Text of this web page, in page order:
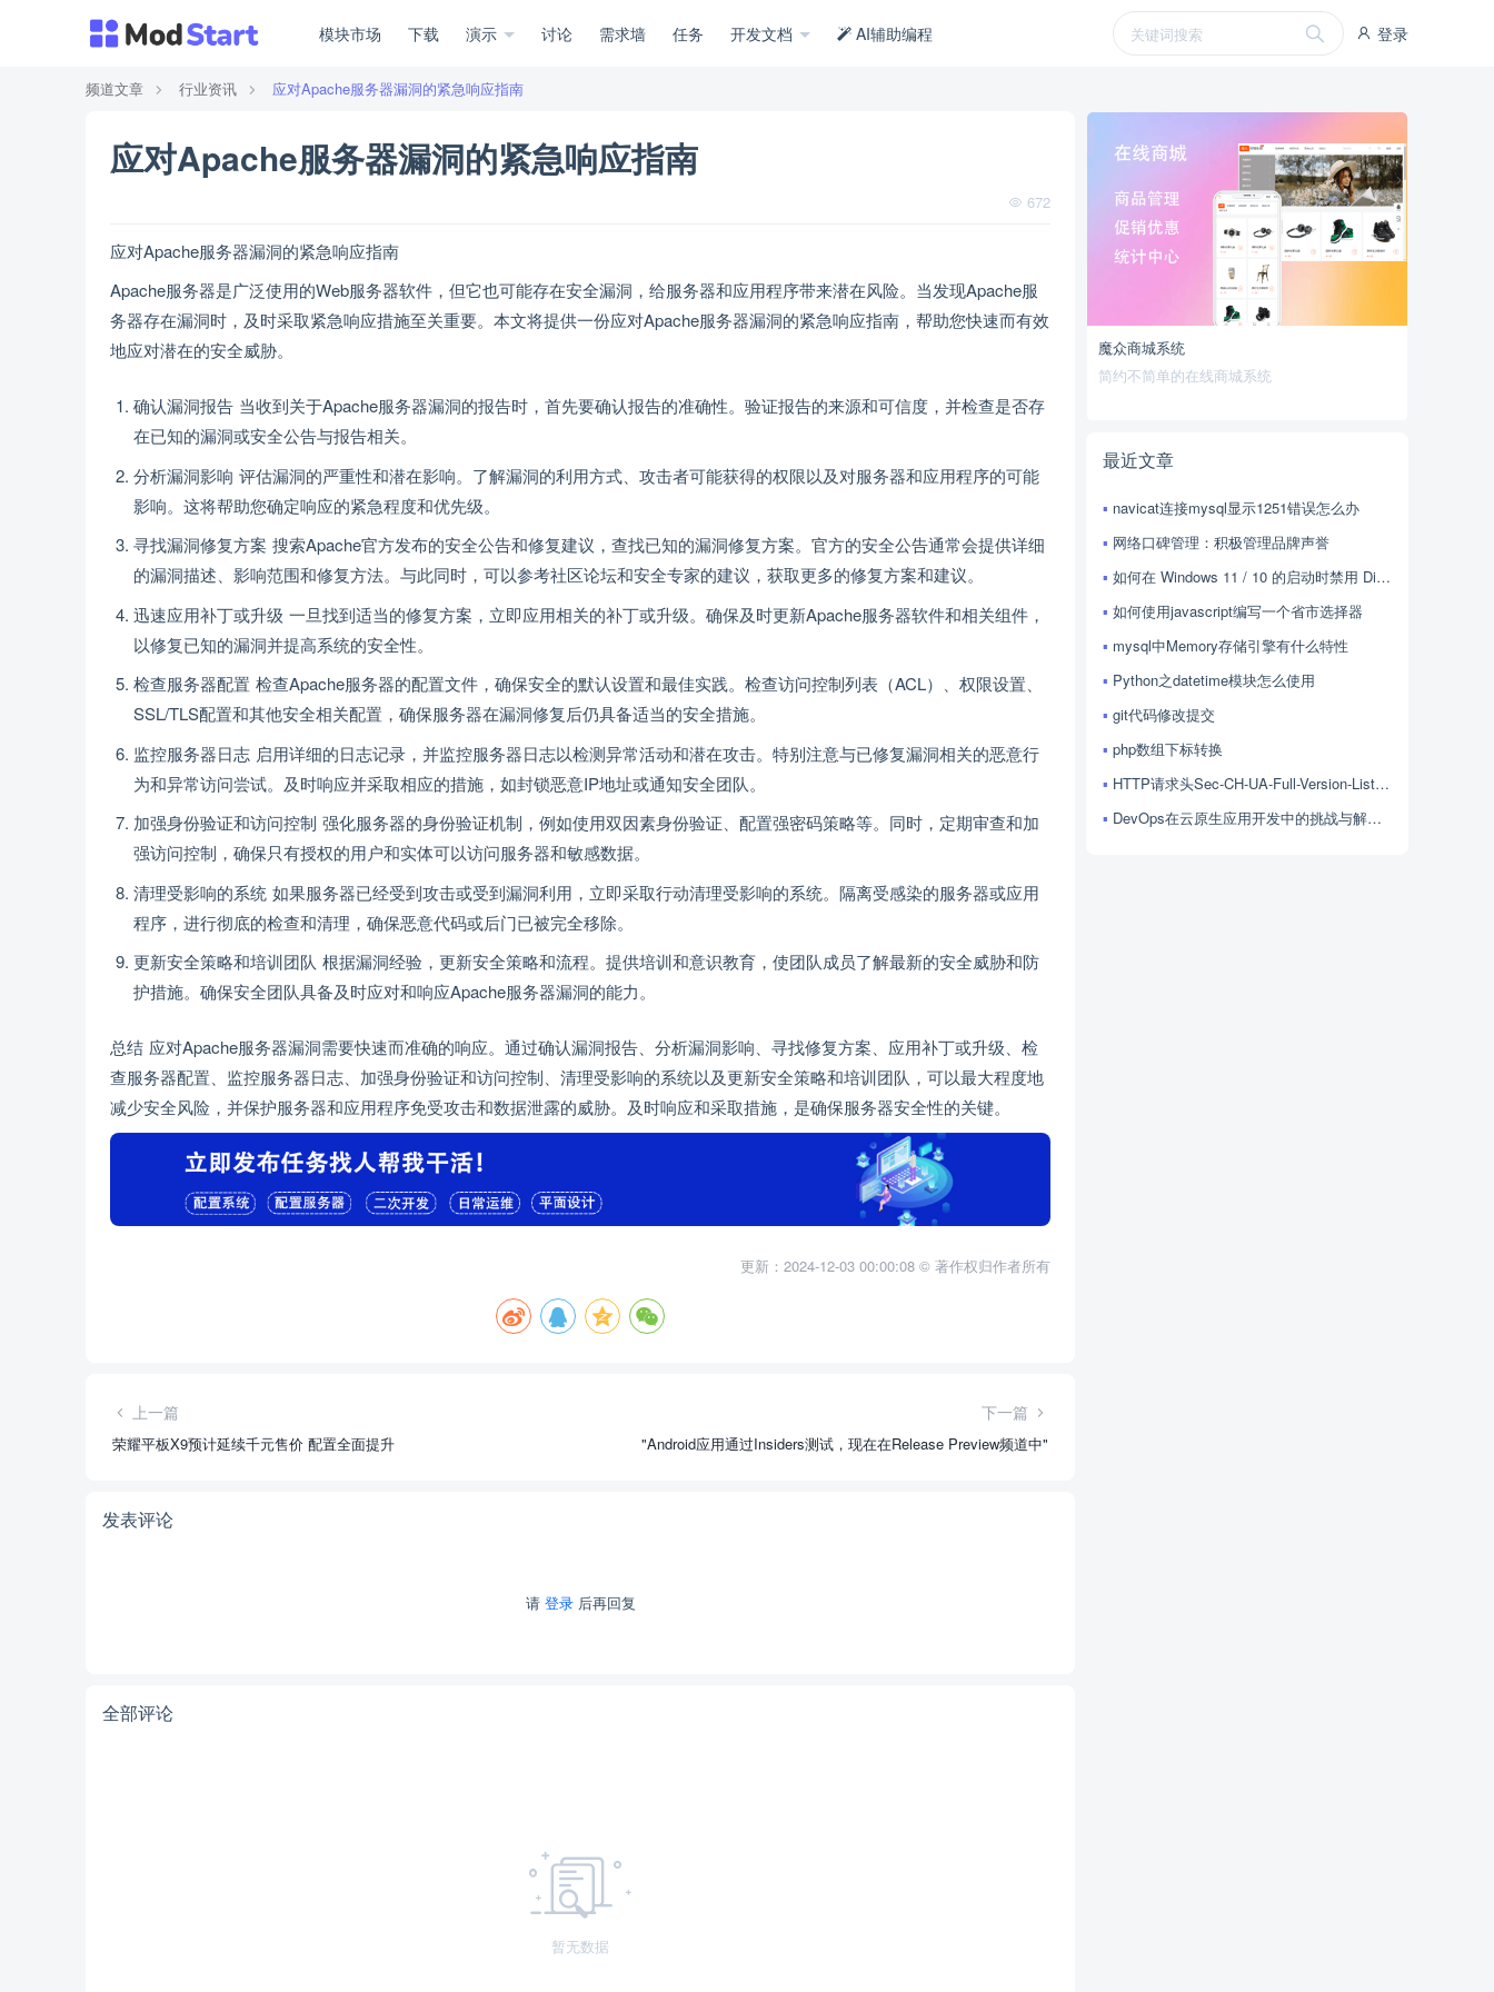
登录
模块市场 下载 演示 讨论 需求墙 任务 开发文档 AI辅助编程
频道文章 行业资讯 应对Apache服务器漏洞的紧急响应指南
应对Apache服务器漏洞的紧急响应指南
672
应对Apache服务器漏洞的紧急响应指南
Apache服务器是广泛使用的Web服务器软件，但它也可能存在安全漏洞，给服务器和应用程序带来潜在风险。当发现Apache服
务器存在漏洞时，及时采取紧急响应措施至关重要。本文将提供一份应对Apache服务器漏洞的紧急响应指南，帮助您快速而有效
地应对潜在的安全威胁。
确认漏洞报告 当收到关于Apache服务器漏洞的报告时，首先要确认报告的准确性。验证报告的来源和可信度，并检查是否存
在已知的漏洞或安全公告与报告相关。
分析漏洞影响 评估漏洞的严重性和潜在影响。了解漏洞的利用方式、攻击者可能获得的权限以及对服务器和应用程序的可能
影响。这将帮助您确定响应的紧急程度和优先级。
寻找漏洞修复方案 搜索Apache官方发布的安全公告和修复建议，查找已知的漏洞修复方案。官方的安全公告通常会提供详细
的漏洞描述、影响范围和修复方法。与此同时，可以参考社区论坛和安全专家的建议，获取更多的修复方案和建议。
迅速应用补丁或升级 一旦找到适当的修复方案，立即应用相关的补丁或升级。确保及时更新Apache服务器软件和相关组件，
以修复已知的漏洞并提高系统的安全性。
检查服务器配置 检查Apache服务器的配置文件，确保安全的默认设置和最佳实践。检查访问控制列表（ACL）、权限设置、
SSL/TLS配置和其他安全相关配置，确保服务器在漏洞修复后仍具备适当的安全措施。
监控服务器日志 启用详细的日志记录，并监控服务器日志以检测异常活动和潜在攻击。特别注意与已修复漏洞相关的恶意行
为和异常访问尝试。及时响应并采取相应的措施，如封锁恶意IP地址或通知安全团队。
加强身份验证和访问控制 强化服务器的身份验证机制，例如使用双因素身份验证、配置强密码策略等。同时，定期审查和加
强访问控制，确保只有授权的用户和实体可以访问服务器和敏感数据。
清理受影响的系统 如果服务器已经受到攻击或受到漏洞利用，立即采取行动清理受影响的系统。隔离受感染的服务器或应用
程序，进行彻底的检查和清理，确保恶意代码或后门已被完全移除。
更新安全策略和培训团队 根据漏洞经验，更新安全策略和流程。提供培训和意识教育，使团队成员了解最新的安全威胁和防
护措施。确保安全团队具备及时应对和响应Apache服务器漏洞的能力。
总结 应对Apache服务器漏洞需要快速而准确的响应。通过确认漏洞报告、分析漏洞影响、寻找修复方案、应用补丁或升级、检
查服务器配置、监控服务器日志、加强身份验证和访问控制、清理受影响的系统以及更新安全策略和培训团队，可以最大程度地
减少安全风险，并保护服务器和应用程序免受攻击和数据泄露的威胁。及时响应和采取措施，是确保服务器安全性的关键。
更新：2024-12-03 00:00:08 © 著作权归作者所有
上一篇
荣耀平板X9预计延续千元售价 配置全面提升
下一篇
"Android应用通过Insiders测试，现在在Release Preview频道中"
发表评论
请 登录后再回复
全部评论
暂无数据
魔众商城系统
简约不简单的在线商城系统
最近文章
navicat连接mysql显示1251错误怎么办
网络口碑管理：积极管理品牌声誉
如何在 Windows 11 / 10 的启动时禁用 Discord？
如何使用javascript编写一个省市选择器
mysql中Memory存储引擎有什么特性
Python之datetime模块怎么使用
git代码修改提交
php数组下标转换
HTTP请求头Sec-CH-UA-Full-Version-List的用法
DevOps在云原生应用开发中的挑战与解决方案探讨